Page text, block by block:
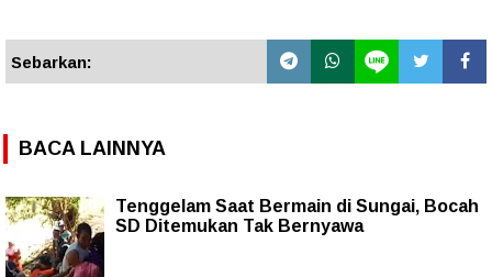
Sebarkan:
BACA LAINNYA
Tenggelam Saat Bermain di Sungai, Bocah
SD Ditemukan Tak Bernyawa